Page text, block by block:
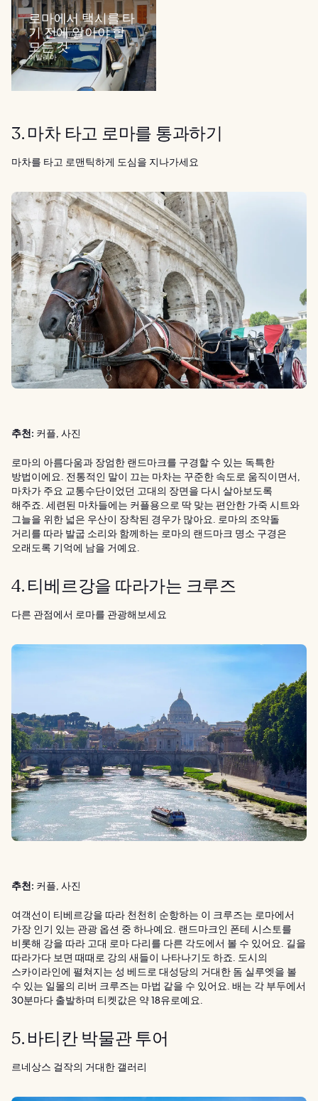
로마에서 택시를 타
기 전에 알아야 할
모든 것
이탈리아
3. 마차 타고 로마를 통과하기
마차를 타고 로맨틱하게 도심을 지나가세요
추천: 커플, 사진
로마의 아름다움과 장엄한 랜드마크를 구경할 수 있는 독특한
방법이에요. 전통적인 말이 끄는 마차는 꾸준한 속도로 움직이면서,
마차가 주요 교통수단이었던 고대의 장면을 다시 살아보도록
해주죠. 세련된 마차들에는 커플용으로 딱 맞는 편안한 가죽 시트와
그늘을 위한 넓은 우산이 장착된 경우가 많아요. 로마의 조약돌
거리를 따라 발굽 소리와 함께하는 로마의 랜드마크 명소 구경은
오래도록 기억에 남을 거예요.
4. 티베르강을 따라가는 크루즈
다른 관점에서 로마를 관광해보세요
추천: 커플, 사진
여객선이 티베르강을 따라 천천히 순항하는 이 크루즈는 로마에서
가장 인기 있는 관광 옵션 중 하나예요. 랜드마크인 폰테 시스토를
비롯해 강을 따라 고대 로마 다리를 다른 각도에서 볼 수 있어요. 길을
따라가다 보면 때때로 강의 새들이 나타나기도 하죠. 도시의
스카이라인에 펼쳐지는 성 베드로 대성당의 거대한 돔 실루엣을 볼
수 있는 일몰의 리버 크루즈는 마법 같을 수 있어요. 배는 각 부두에서
30분마다 출발하며 티켓값은 약 18유로예요.
5. 바티칸 박물관 투어
르네상스 걸작의 거대한 갤러리